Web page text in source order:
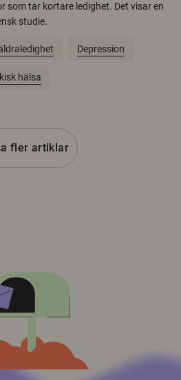
som tar kortare ledighet. Det visar en
studie.
Depression
hälsa
fler artiklar